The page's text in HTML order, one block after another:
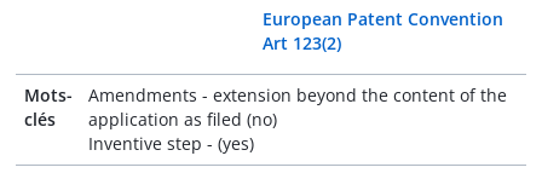
European Patent Convention
Art 123(2)
Mots-
clés
Amendments - extension beyond the content of the
application as filed (no)
Inventive step - (yes)